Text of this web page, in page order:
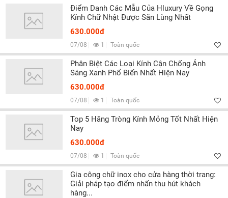
Điểm Danh Các Mẫu Của Hluxury Về Gọng
Kính Chữ Nhật Được Săn Lùng Nhất
630.000đ
07/08 1 Toàn quốc
Phân Biệt Các Loại Kính Cận Chống Ánh
Sáng Xanh Phổ Biến Nhất Hiện Nay
630.000đ
07/08 1 Toàn quốc
Top 5 Hãng Tròng Kính Mỏng Tốt Nhất Hiện
Nay
630.000đ
07/08 1 Toàn quốc
Gia công chữ inox cho cửa hàng thời trang:
Giải pháp tạo điểm nhấn thu hút khách
hàng...